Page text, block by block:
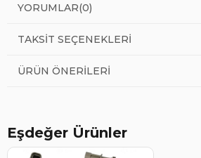
YORUMLAR(0)
TAKSIT SEÇENEKLERI
ÜRÜN ÖNERILERI
Eşdeğer Ürünler